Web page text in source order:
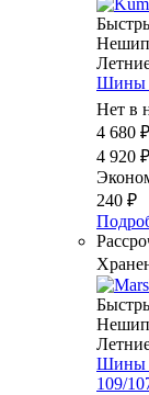
Шины
Нет в
4 680 ₽
4 920 ₽
240 ₽
Шины
109/